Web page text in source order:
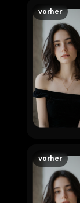
vorher
vorher